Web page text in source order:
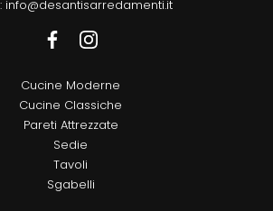
info@desantisarredamenti.it
Cucine Moderne
Cucine Classiche
Pareti Attrezzate
Sedie
Tavoli
Sgabelli